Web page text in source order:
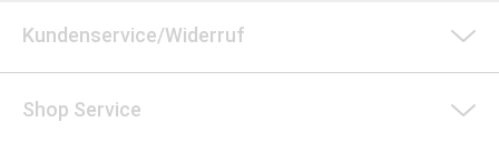
Kundenservice/Widerruf
Shop Service